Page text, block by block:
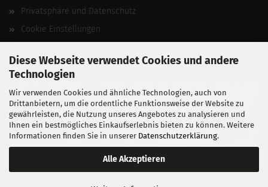
Diese Webseite verwendet Cookies und andere
Technologien
Wir verwenden Cookies und ähnliche Technologien, auch von
Drittanbietern, um die ordentliche Funktionsweise der Website zu
gewährleisten, die Nutzung unseres Angebotes zu analysieren und
Ihnen ein bestmögliches Einkaufserlebnis bieten zu können. Weitere
Informationen finden Sie in unserer Datenschutzerklärung.
Alle Akzeptieren
Privatsphäre und Datenschutz
Cookie Einstellungen
Vertrag widerrufen